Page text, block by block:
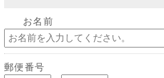
お名前
郵便番号